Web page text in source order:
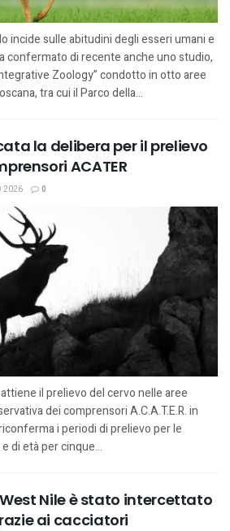
incide sulle abitudini degli esseri umani e
confermato di recente anche uno studio,
Zoology” condotto in otto aree
tra cui il Parco della...
la delibera per il prelievo
ACATER
2026 0
il prelievo del cervo nelle aree
dei comprensori A.C.A.T.E.R. in
i periodi di prelievo per le
di età per cinque...
Nile è stato intercettato
ai cacciatori